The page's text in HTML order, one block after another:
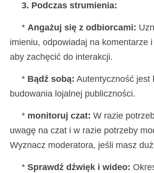
3. Podczas strumienia:
* Angażuj się z odbiorcami:
imieniu, odpowiadaj na komentarze
aby zachęcić do interakcji.
* Bądź sobą: Autentyczność jest
budowania lojalnej publiczności.
* monitoruj czat: W razie
uwagę na czat i w razie potrzeby
Wyznacz moderatora, jeśli masz
* Sprawdź dźwięk i wideo: